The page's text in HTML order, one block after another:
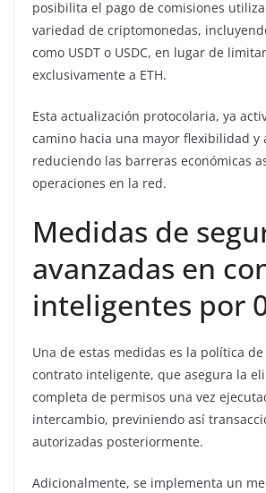
posibilita el pago de comisiones
variedad de criptomonedas,
como USDT o USDC, en lugar de
exclusivamente a ETH.
Esta actualización protocolaria, ya
camino hacia una mayor flexibilidad y
reduciendo las barreras económicas
operaciones en la red.
Medidas de
avanzadas en
inteligentes por
Una de estas medidas es la política
contrato inteligente, que asegura la
completa de permisos una vez
intercambio, previniendo así
autorizadas posteriormente.
Adicionalmente, se implementa un